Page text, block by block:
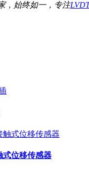
，始终如一，专注
式位移传感器